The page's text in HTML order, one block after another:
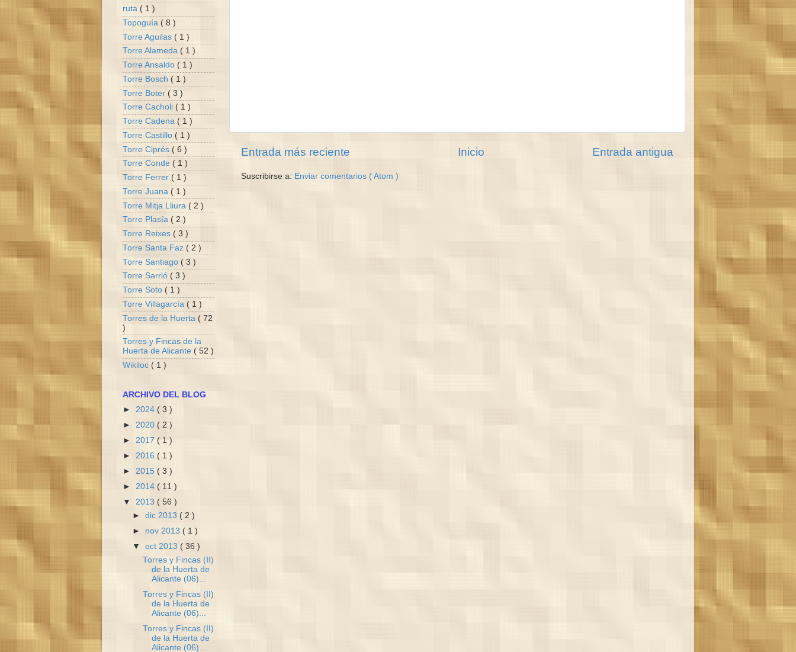
Entrada más reciente Entrada antigua
Inicio
Suscribirse a: Enviar comentarios ( Atom )
ruta ( 1 )
Topoguía ( 8 )
Torre Aguilas ( 1 )
Torre Alameda ( 1 )
Torre Ansaldo ( 1 )
Torre Bosch ( 1 )
Torre Boter ( 3 )
Torre Cacholi ( 1 )
Torre Cadena ( 1 )
Torre Castillo ( 1 )
Torre Ciprés ( 6 )
Torre Conde ( 1 )
Torre Ferrer ( 1 )
Torre Juana ( 1 )
Torre Mitja Lliura ( 2 )
Torre Plasía ( 2 )
Torre Reixes ( 3 )
Torre Santa Faz ( 2 )
Torre Santiago ( 3 )
Torre Sarrió ( 3 )
Torre Soto ( 1 )
Torre Villagarcía ( 1 )
Torres de la Huerta ( 72
)
Torres y Fincas de la
Huerta de Alicante ( 52 )
Wikiloc ( 1 )
ARCHIVO DEL BLOG
► 2024 ( 3 )
► 2020 ( 2 )
► 2017 ( 1 )
► 2016 ( 1 )
► 2015 ( 3 )
► 2014 ( 11 )
▼ 2013 ( 56 )
►dic 2013 ( 2 )
► nov 2013 ( 1 )
▼oct 2013 ( 36 )
Torres y Fincas (II)
de la Huerta de
Alicante (06)...
Torres y Fincas (II)
de la Huerta de
Alicante (06)...
Torres y Fincas (II)
de la Huerta de
Alicante (06)...